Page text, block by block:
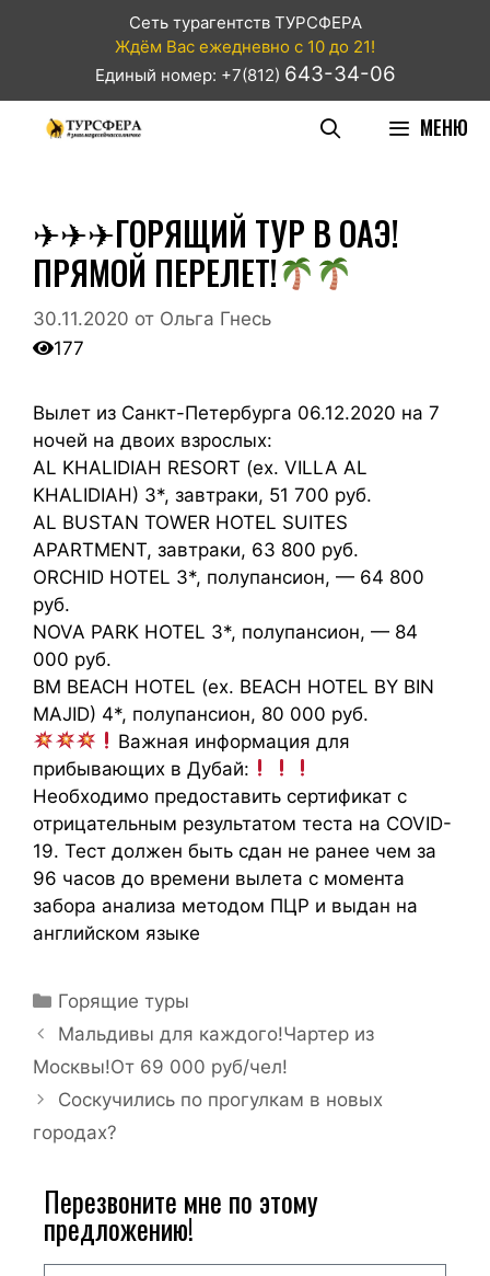
Сеть турагентств ТУРСФЕРА
Ждём Вас ежедневно с 10 до 21!
Единый номер: +7(812) 643-34-06
МЕНЮ
✈✈✈ГОРЯЩИЙ ТУР В ОАЭ!
ПРЯМОЙ ПЕРЕЛЕТ!
30.11.2020 от Ольга Гнесь
177
Вылет из Санкт-Петербурга 06.12.2020 на 7
ночей на двоих взрослых:
AL KHALIDIAH RESORT (ex. VILLA AL
KHALIDIAH) 3*, завтраки, 51 700 руб.
AL BUSTAN TOWER HOTEL SUITES
APARTMENT, завтраки, 63 800 руб.
ORCHID HOTEL 3*, полупансион, — 64 800
руб.
NOVA PARK HOTEL 3*, полупансион, — 84
000 руб.
BM BEACH HOTEL (ex. BEACH HOTEL BY BIN
MAJID) 4*, полупансион, 80 000 руб.
Важная информация для
прибывающих в Дубай:
Необходимо предоставить сертификат с
отрицательным результатом теста на COVID-
19. Тест должен быть сдан не ранее чем за
96 часов до времени вылета с момента
забора анализа методом ПЦР и выдан на
английском языке
Горящие туры
Мальдивы для каждого!Чартер из
Москвы!От 69 000 руб/чел!
Соскучились по прогулкам в новых
городах?
Перезвоните мне по этому
предложению!